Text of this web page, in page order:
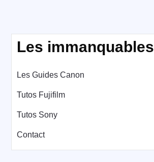
Les immanquables
Les Guides Canon
Tutos Fujifilm
Tutos Sony
Contact